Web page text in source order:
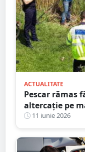
ACTUALITATE
Pescar rămas
altercație pe
niște11 iunie 2026